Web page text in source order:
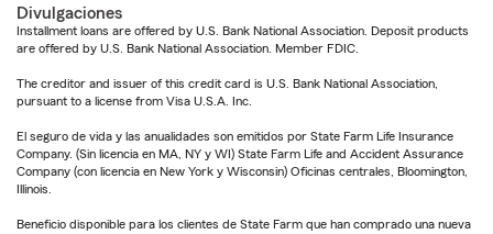
Divulgaciones
Installment loans are offered by U.S. Bank National Association. Deposit products
are offered by U.S. Bank National Association. Member FDIC.
The creditor and issuer of this credit card is U.S. Bank National Association,
pursuant to a license from Visa U.S.A. Inc.
El seguro de vida y las anualidades son emitidos por State Farm Life Insurance
Company. (Sin licencia en MA, NY y WI) State Farm Life and Accident Assurance
Company (con licencia en New York y Wisconsin) Oficinas centrales, Bloomington,
Illinois.
Beneficio disponible para los clientes de State Farm que han comprado una nueva